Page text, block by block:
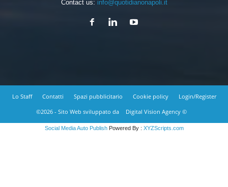
Contact us: info@quotidianonapoli.it
Lo Staff Contatti Spazi pubblicitario Cookie policy
Login/Register
©2026 - Sito Web sviluppato da
Digital Vision Agency ©
Social Media Auto PublishPowered By : XYZScripts.com